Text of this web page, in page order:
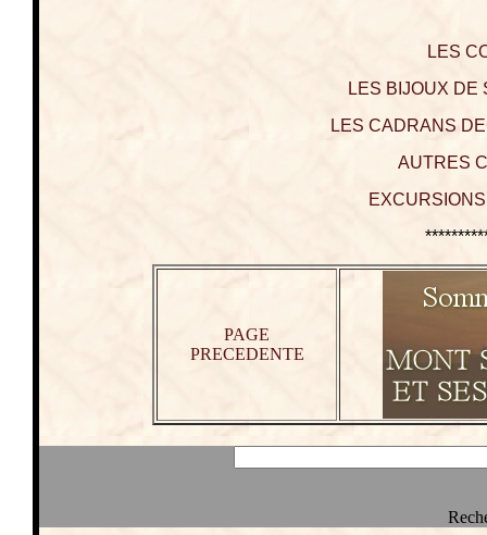
LES
LES BIJOUX DE
LES CADRANS
AUTRES
PAGE
PRECEDENTE